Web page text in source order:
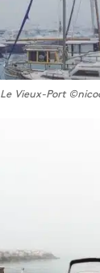
Le Vieux-Port